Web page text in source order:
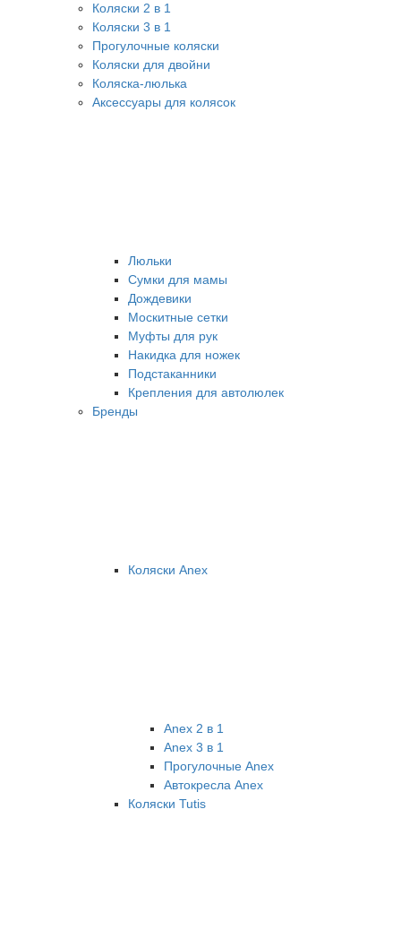
Коляски 2 в 1
Коляски 3 в 1
Прогулочные коляски
Коляски для двойни
Коляска-люлька
Аксессуары для колясок
Люльки
Сумки для мамы
Дождевики
Москитные сетки
Муфты для рук
Накидка для ножек
Подстаканники
Крепления для автолюлек
Бренды
Коляски Anex
Anex 2 в 1
Anex 3 в 1
Прогулочные Anex
Автокресла Anex
Коляски Tutis